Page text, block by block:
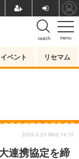
menu
search
イベント リセマム
連携協定を締
2025.4.23 Wed 14:15